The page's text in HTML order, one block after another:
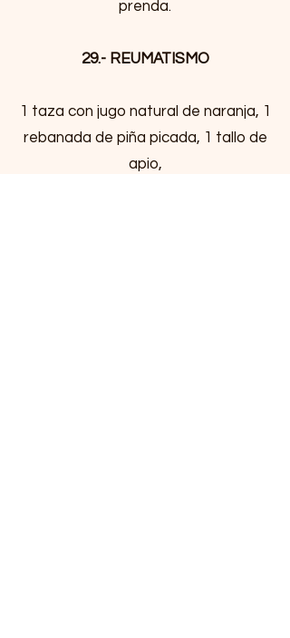
prenda.
29.- REUMATISMO
1 taza con jugo natural de naranja, 1
rebanada de piña picada, 1 tallo de
apio,